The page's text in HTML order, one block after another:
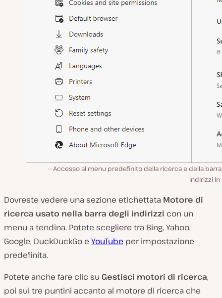
Accesso al menu predefinito della ricerca e della
indirizzi in
Dovreste vedere una sezione etichettata Motore di
ricerca usato nella barra degli indirizzi con un
menu a tendina. Potete scegliere tra Bing, Yahoo,
Google, DuckDuckGo e YouTube per impostazione
predefinita.
Potete anche fare clic su Gestisci motori di ricerca,
poi sui tre puntini accanto al motore di ricerca che